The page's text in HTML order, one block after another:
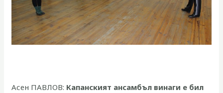
Асен ПАВЛОВ: Капанският ансамбъл винаги е бил